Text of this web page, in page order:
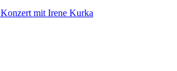
mit Irene Kurka